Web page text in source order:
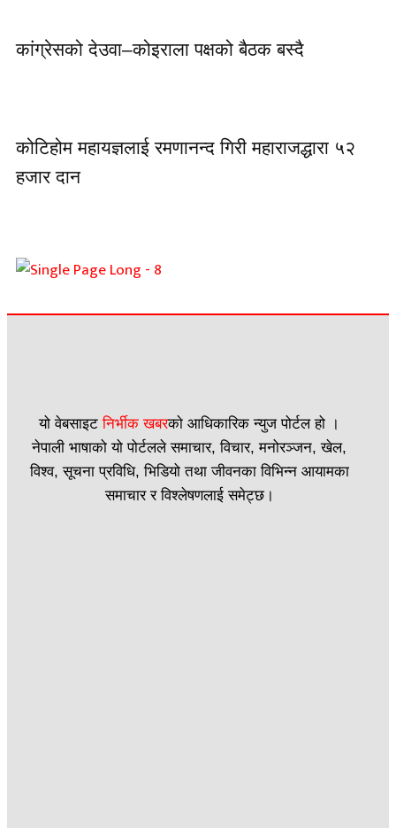
कांग्रेसको देउवा–कोइराला पक्षको बैठक बस्दै
कोटिहोम महायज्ञलाई रमणानन्द गिरी महाराजद्धारा ५२
हजार दान
यो वेबसाइट निर्भीक खबरकाे आधिकारिक न्युज पोर्टल हो ।
नेपाली भाषाको यो पोर्टलले समाचार, विचार, मनोरञ्जन, खेल,
विश्व, सूचना प्रविधि, भिडियो तथा जीवनका विभिन्न आयामका
समाचार र विश्लेषणलाई समेट्छ।